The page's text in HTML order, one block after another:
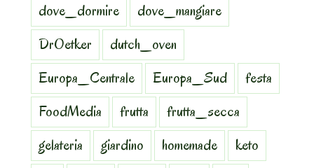
dove_dormire
dove_mangiare
DrOetker
dutch_oven
Europa_Centrale
Europa_Sud
festa
FoodMedia
frutta
frutta_secca
gelateria
giardino homemade
keto